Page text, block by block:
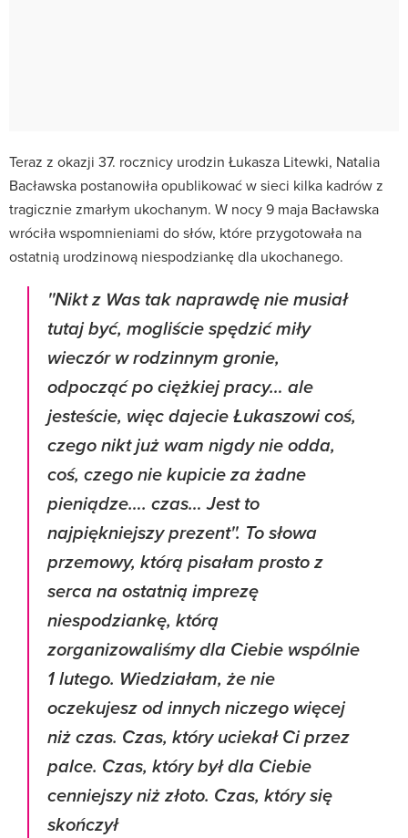
Teraz z okazji 37. rocznicy urodzin Łukasza Litewki, Natalia
Bacławska postanowiła opublikować w sieci kilka kadrów z
tragicznie zmarłym ukochanym. W nocy 9 maja Bacławska
wróciła wspomnieniami do słów, które przygotowała na
ostatnią urodzinową niespodziankę dla ukochanego.
''Nikt z Was tak naprawdę nie musiał
tutaj być, mogliście spędzić miły
wieczór w rodzinnym gronie,
odpocząć po ciężkiej pracy… ale
jesteście, więc dajecie Łukaszowi coś,
czego nikt już wam nigdy nie odda,
coś, czego nie kupicie za żadne
pieniądze…. czas… Jest to
najpiękniejszy prezent''. To słowa
przemowy, którą pisałam prosto z
serca na ostatnią imprezę
niespodziankę, którą
zorganizowaliśmy dla Ciebie wspólnie
1 lutego. Wiedziałam, że nie
oczekujesz od innych niczego więcej
niż czas. Czas, który uciekał Ci przez
palce. Czas, który był dla Ciebie
cenniejszy niż złoto. Czas, który się
skończył